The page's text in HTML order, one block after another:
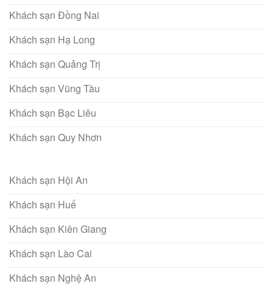
Khách sạn Đồng Nai
Khách sạn Hạ Long
Khách sạn Quảng Trị
Khách sạn Vũng Tàu
Khách sạn Bạc Liêu
Khách sạn Quy Nhơn
Khách sạn Hội An
Khách sạn Huế
Khách sạn Kiên Giang
Khách sạn Lào Cai
Khách sạn Nghệ An